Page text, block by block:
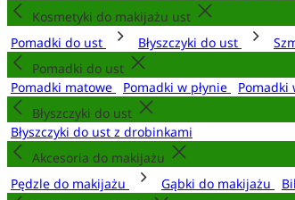
Kosmetyki do makijażu ust
Pomadki do ust
Błyszczyki do ust
Pomadki do ust
Pomadki matowe
Pomadki w płynie Pomadki
Błyszczyki do ust
Błyszczyki do ust z drobinkami
Akcesoria do makijażu
Pędzle do makijażu
Gąbki do makijażu